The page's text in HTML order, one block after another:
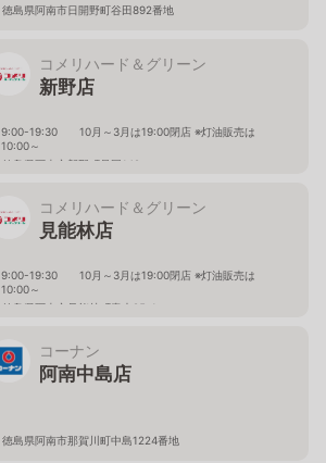
徳島県阿南市日開野町谷田892番地
コメリハード＆グリーン
新野店
9:00-19:30 10月～3月は19:00閉店 ※灯油販売は
10:00～
徳島県阿南市新野町是国149
コメリハード＆グリーン
見能林店
9:00-19:30 10月～3月は19:00閉店 ※灯油販売は
10:00～
徳島県阿南市見能林町青木95-1
コーナン
阿南中島店
徳島県阿南市那賀川町中島1224番地